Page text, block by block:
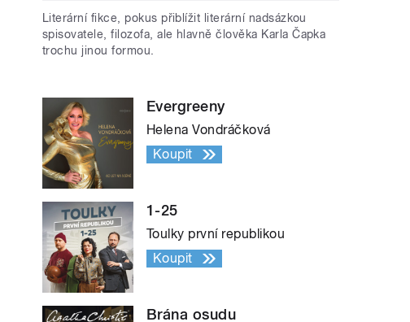
Literární fikce, pokus přiblížit literární nadsázkou
spisovatele, filozofa, ale hlavně člověka Karla Čapka
trochu jinou formou.
Evergreeny
Helena Vondráčková
Koupit
1-25
Toulky první republikou
Koupit
Brána osudu